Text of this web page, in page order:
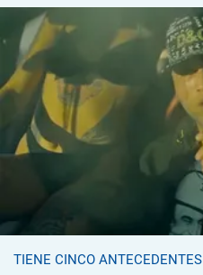
TIENE CINCO ANTECEDENTES